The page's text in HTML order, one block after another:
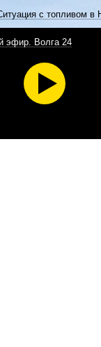
с топливом в
эфир. Волга 24